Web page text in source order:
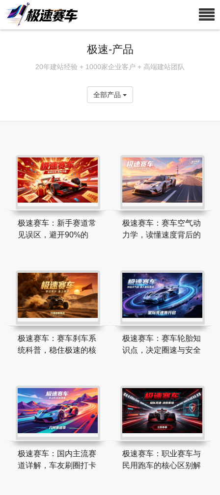
极速-产品
20年建站经验 + 1000家企业客户 + 高端建站团队
全部产品
极速赛车：新手赛道常
见误区，避开90%的
极速赛车：赛车空气动
力学，读懂速度背后的
极速赛车：赛车刹车系
统科普，稳住极速的核
极速赛车：赛车轮胎知
识点，决定圈速与安全
极速赛车：国内主流赛
道详解，车友刷圈打卡
极速赛车：职业赛车与
民用跑车的核心区别解